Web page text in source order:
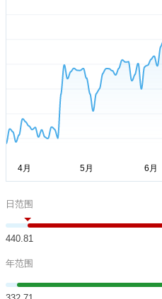
日范围
440.81
年范围